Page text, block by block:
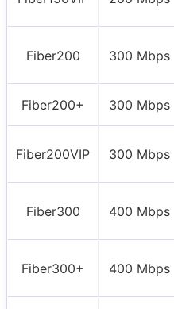
Fiber200 300 Mbps
Fiber200+ 300 Mbps
Fiber200VIP 300 Mbps
Fiber300 400 Mbps
Fiber300+ 400 Mbps